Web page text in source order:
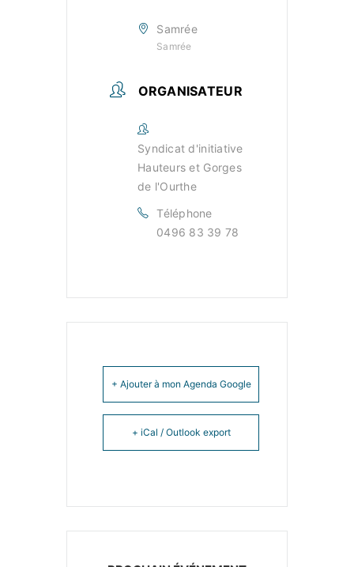
Samrée
Samrée
ORGANISATEUR
Syndicat d'initiative
Hauteurs et Gorges
de l'Ourthe
Téléphone
0496 83 39 78
+ Ajouter à mon Agenda Google
+ iCal / Outlook export